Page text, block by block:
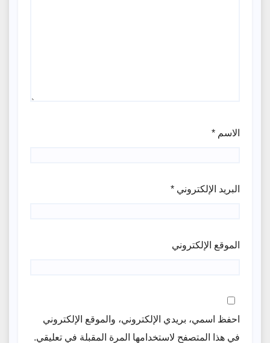
الاسم *
البريد الإلكتروني *
الموقع الإلكتروني
احفظ اسمي، بريدي الإلكتروني، والموقع الإلكتروني
في هذا المتصفح لاستخدامها المرة المقبلة في تعليقي.